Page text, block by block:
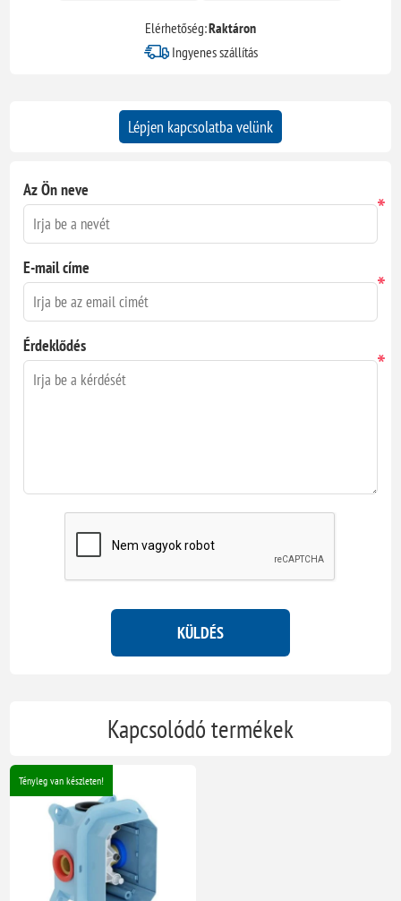
Elérhetőség:Raktáron
Ingyenes szállítás
Lépjen kapcsolatba velünk
Az Ön neve
*
E-mail címe
*
Érdeklődés
*
KÜLDÉS
Kapcsolódó termékek
Tényleg van készleten!